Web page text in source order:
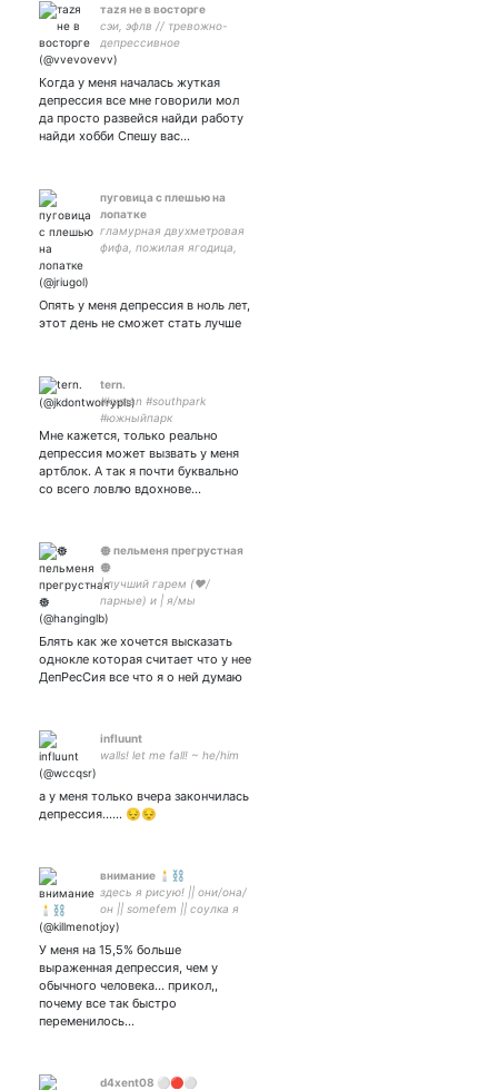
таzя не в восторге
сэи, эфлв // тревожно-
депрессивное
расстройство //
лесбонацистка и не
оптимистка // gayмерка //
слизеринка 🐍 // артерка
(?)// крашесса
Когда у меня началась жуткая
депрессия все мне говорили мол
да просто развейся найди работу
найди хобби Спешу вас…
пуговица с плешью на
лопатке
гламурная двухметровая
фифа, пожилая ягодица,
Опять у меня депрессия в ноль лет,
этот день не сможет стать лучше
tern.
#kyman #southpark
#южныйпарк
#onesidedkyman /
художница, немного пишу
и ещё немножко всего.
Мне кажется, только реально
депрессия может вызвать у меня
артблок. А так я почти буквально
со всего ловлю вдохнове…
𖣔 пельменя прегрустная
𖣔
| лучший гарем (❤️/
парные) и | я/мы
космокринж | не взаим |
Блять как же хочется высказать
однокле которая считает что у нее
ДепРесСия все что я о ней думаю
influunt
walls! let me fall! ~ he/him
а у меня только вчера закончилась
депрессия...... 😔😔
внимание 🕯⛓
здесь я рисую! || они/она/
он || somefem || соулка я
кри || #mcr #top #naruto
#ямыоченьэмо || не
взаимные
У меня на 15,5% больше
выраженная депрессия, чем у
обычного человека... прикол,,
почему все так быстро
переменилось…
d4xent08 ⚪🔴⚪